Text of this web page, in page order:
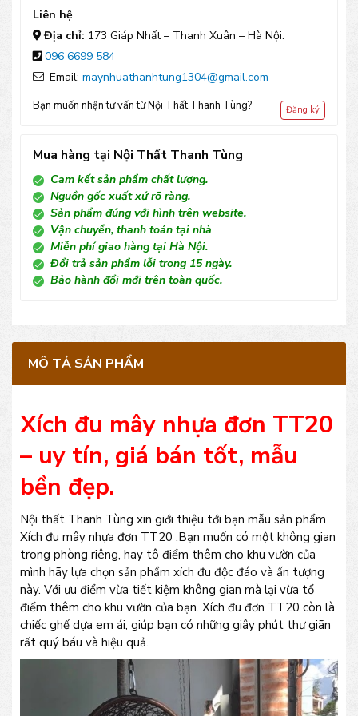
số
lượng
Liên hệ
Địa chỉ: 173 Giáp Nhất – Thanh Xuân – Hà Nội.
096 6699 584
Email: maynhuathanhtung1304@gmail.com
Bạn muốn nhận tư vấn từ Nội Thất Thanh Tùng? Đăng ký
Mua hàng tại Nội Thất Thanh Tùng
Cam kết sản phẩm chất lượng.
Nguồn gốc xuất xứ rõ ràng.
Sản phẩm đúng với hình trên website.
Vận chuyển, thanh toán tại nhà
Miễn phí giao hàng tại Hà Nội.
Đổi trả sản phẩm lỗi trong 15 ngày.
Bảo hành đổi mới trên toàn quốc.
MÔ TẢ SẢN PHẨM
Xích đu mây nhựa đơn TT20
– uy tín, giá bán tốt, mẫu
bền đẹp.
Nội thất Thanh Tùng xin giới thiệu tới bạn mẫu sản phẩm
Xích đu mây nhựa đơn TT20 .Bạn muốn có một không gian
trong phòng riêng, hay tô điểm thêm cho khu vườn của
mình hãy lựa chọn sản phẩm xích đu độc đáo và ấn tượng
này. Với ưu điểm vừa tiết kiệm không gian mà lại vừa tổ
điểm thêm cho khu vườn của bạn. Xích đu đơn TT20 còn là
chiếc ghế dựa em ái, giúp bạn có những giây phút thư giãn
rất quý báu và hiệu quả.